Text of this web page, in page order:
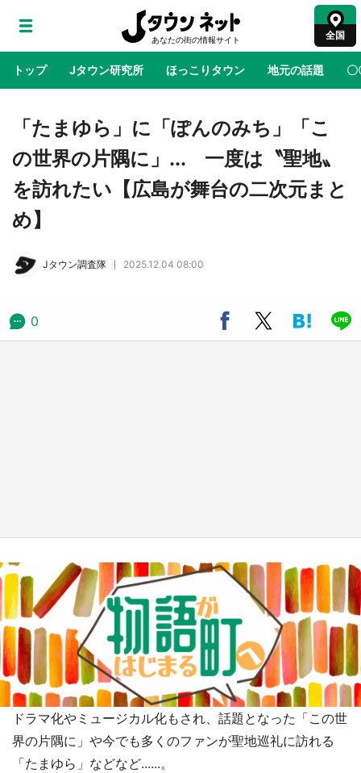
全国
トップ Jタウン研究所 ほっこりタウン 地元の話題 〇
地域×二次元 絶景 あの時はありがとう 物語がはじ
ラプラス・ダークネスが栃木県を征服！？ 県
公式プロモ動画で「聖地」が生産されてます
む 六本木ヒルズ展望台でコラボ、本邦初公開
日向翔陽＆影山飛雄が笹かまを食べる！ アニ
メ『ハイキュー！！』×老舗「鐘崎」コラボで
「たまゆら」に「ぽんのみち」「こ
の世界の片隅に」... 一度は〝聖地〟
を訪れたい【広島が舞台の二次元まと
め】
Jタウン調査隊 2025.12.04 08:00
0
ドラマ化やミュージカル化もされ、話題となった「この世
界の片隅に」や今でも多くのファンが聖地巡礼に訪れる
「たまゆら」などなど......。